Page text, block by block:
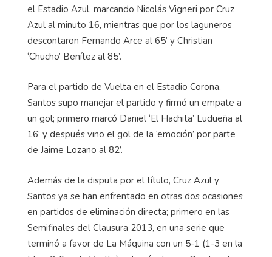
el Estadio Azul, marcando Nicolás Vigneri por Cruz
Azul al minuto 16, mientras que por los laguneros
descontaron Fernando Arce al 65’ y Christian
‘Chucho’ Benítez al 85’.
Para el partido de Vuelta en el Estadio Corona,
Santos supo manejar el partido y firmó un empate a
un gol; primero marcó Daniel ‘El Hachita’ Ludueña al
16’ y después vino el gol de la ‘emoción’ por parte
de Jaime Lozano al 82’.
Además de la disputa por el título, Cruz Azul y
Santos ya se han enfrentado en otras dos ocasiones
en partidos de eliminación directa; primero en las
Semifinales del Clausura 2013, en una serie que
terminó a favor de La Máquina con un 5-1 (1-3 en la